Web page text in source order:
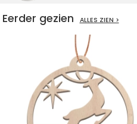
Eerder gezien ALLES ZIEN >